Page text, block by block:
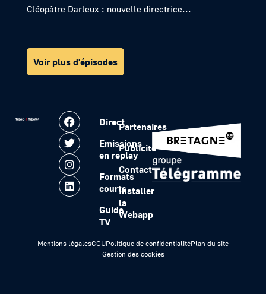
Cléopâtre Darleux : nouvelle directrice...
Voir plus d'épisodes
Direct
Emissions
en replay
Formats
courts
Guide
TV
Partenaires
Publicité
Contact
Installer
la
Webapp
Mentions légalesCGUPolitique de confidentialitéPlan du site
Gestion des cookies